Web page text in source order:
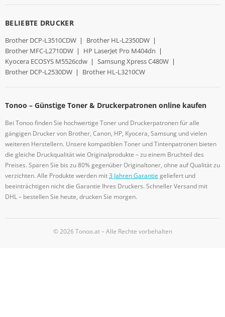
BELIEBTE DRUCKER
Brother DCP-L3510CDW | Brother HL-L2350DW |
Brother MFC-L2710DW | HP LaserJet Pro M404dn |
Kyocera ECOSYS M5526cdw | Samsung Xpress C480W |
Brother DCP-L2530DW | Brother HL-L3210CW
Tonoo – Günstige Toner & Druckerpatronen online kaufen
Bei Tonoo finden Sie hochwertige Toner und Druckerpatronen für alle
gängigen Drucker von Brother, Canon, HP, Kyocera, Samsung und vielen
weiteren Herstellern. Unsere kompatiblen Toner und Tintenpatronen bieten
die gleiche Druckqualität wie Originalprodukte – zu einem Bruchteil des
Preises. Sparen Sie bis zu 80% gegenüber Originaltoner, ohne auf Qualität zu
verzichten. Alle Produkte werden mit3 Jahren Garantiegeliefert und
beeinträchtigen nicht die Garantie Ihres Druckers. Schneller Versand mit
DHL – bestellen Sie heute, drucken Sie morgen.
© 2026 Tonoo.at – Alle Rechte vorbehalten